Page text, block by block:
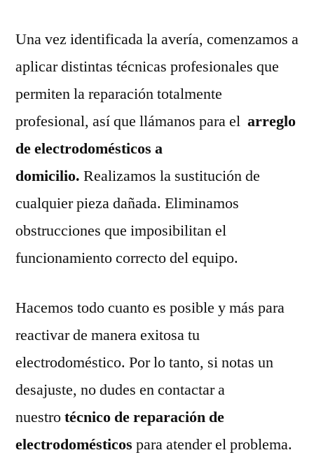
Una vez identificada la avería, comenzamos a
aplicar distintas técnicas profesionales que
permiten la reparación totalmente
profesional, así que llámanos para el arreglo
de electrodomésticos a
domicilio. Realizamos la sustitución de
cualquier pieza dañada. Eliminamos
obstrucciones que imposibilitan el
funcionamiento correcto del equipo.
Hacemos todo cuanto es posible y más para
reactivar de manera exitosa tu
electrodoméstico. Por lo tanto, si notas un
desajuste, no dudes en contactar a
nuestrotécnico de reparación de
electrodomésticos para atender el problema.